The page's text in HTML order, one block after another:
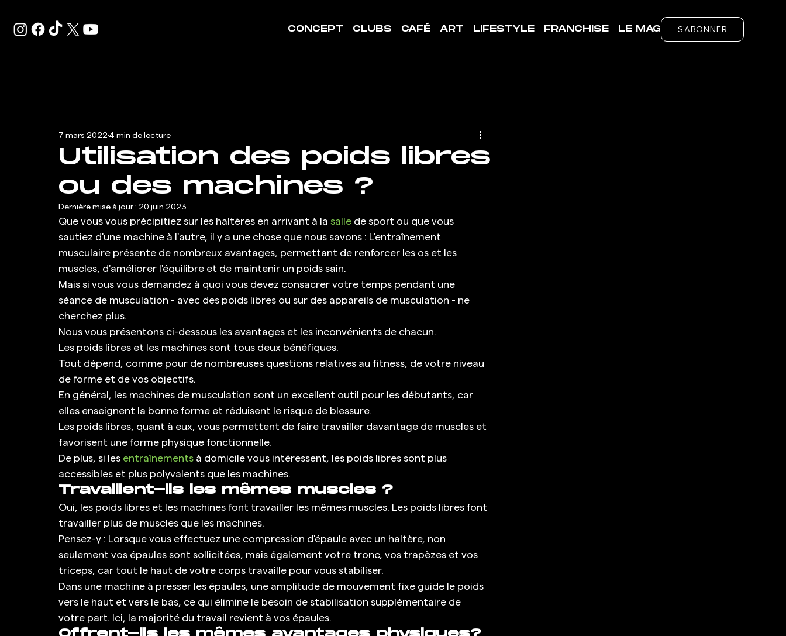
CONCEPT CLUBS CAFÉ ART LIFESTYLE FRANCHISE LE MAG S'ABONNER
Utilisation des poids libres
ou des machines ?
7 mars 2022 4 min de lecture
Dernière mise à jour : 20 juin 2023
Que vous vous précipitiez sur les haltères en arrivant à la salle de sport ou que vous
sautiez d'une machine à l'autre, il y a une chose que nous savons : L'entraînement
musculaire présente de nombreux avantages, permettant de renforcer les os et les
muscles, d'améliorer l'équilibre et de maintenir un poids sain.
Mais si vous vous demandez à quoi vous devez consacrer votre temps pendant une
séance de musculation - avec des poids libres ou sur des appareils de musculation - ne
cherchez plus.
Nous vous présentons ci-dessous les avantages et les inconvénients de chacun.
Les poids libres et les machines sont tous deux bénéfiques.
Tout dépend, comme pour de nombreuses questions relatives au fitness, de votre niveau
de forme et de vos objectifs.
En général, les machines de musculation sont un excellent outil pour les débutants, car
elles enseignent la bonne forme et réduisent le risque de blessure.
Les poids libres, quant à eux, vous permettent de faire travailler davantage de muscles et
favorisent une forme physique fonctionnelle.
De plus, si les entraînements à domicile vous intéressent, les poids libres sont plus
accessibles et plus polyvalents que les machines.
Travaillent-ils les mêmes muscles ?
Oui, les poids libres et les machines font travailler les mêmes muscles. Les poids libres font
travailler plus de muscles que les machines.
Pensez-y : Lorsque vous effectuez une compression d'épaule avec un haltère, non
seulement vos épaules sont sollicitées, mais également votre tronc, vos trapèzes et vos
triceps, car tout le haut de votre corps travaille pour vous stabiliser.
Dans une machine à presser les épaules, une amplitude de mouvement fixe guide le poids
vers le haut et vers le bas, ce qui élimine le besoin de stabilisation supplémentaire de
votre part. Ici, la majorité du travail revient à vos épaules.